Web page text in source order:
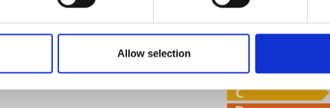
Allow selection
Spare Parts